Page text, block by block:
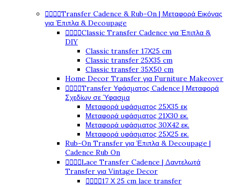
Transfer Cadence & Rub-On | Μεταφορά Εικόνας
για Έπιπλα & Decoupage
Classic Transfer Cadence για Έπιπλα &
DIY
Classic transfer 17Χ25 cm
Classic transfer 25Χ35 cm
Classic transfer 35Χ50 cm
Home Decor Transfer για Furniture Makeover
Transfer Υφάσματος Cadence | Μεταφορά
Σχεδίων σε Ύφασμα
Μεταφορά υφάσματος 25Χ35 εκ
Μεταφορά υφάσματος 21Χ30 εκ.
Μεταφορά υφάσματος 30Χ42 εκ.
Μεταφορά υφάσματος 25Χ25 εκ.
Rub-On Transfer για Έπιπλα & Decoupage |
Cadence Rub On
Lace Transfer Cadence | Δαντελωτά
Transfer για Vintage Decor
17 Χ 25 cm lace transfer